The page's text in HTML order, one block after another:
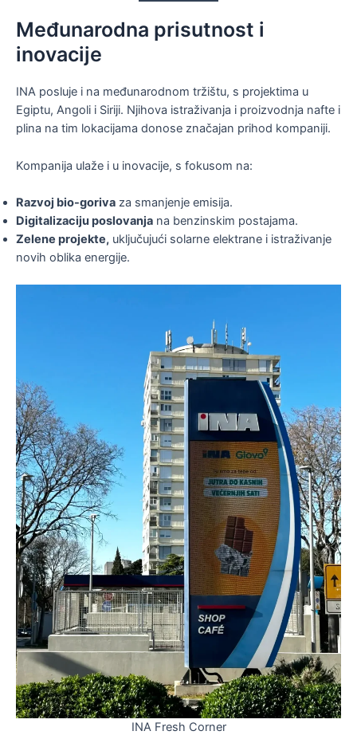
Međunarodna prisutnost i
inovacije
INA posluje i na međunarodnom tržištu, s projektima u
Egiptu, Angoli i Siriji. Njihova istraživanja i proizvodnja nafte i
plina na tim lokacijama donose značajan prihod kompaniji.
Kompanija ulaže i u inovacije, s fokusom na:
Razvoj bio-goriva za smanjenje emisija.
Digitalizaciju poslovanja na benzinskim postajama.
Zelene projekte, uključujući solarne elektrane i istraživanje
novih oblika energije.
INA Fresh Corner